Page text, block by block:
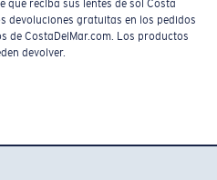
que reciba sus lentes de sol Costa
devoluciones gratuitas en los pedidos
de CostaDelMar.com. Los productos
devolver.